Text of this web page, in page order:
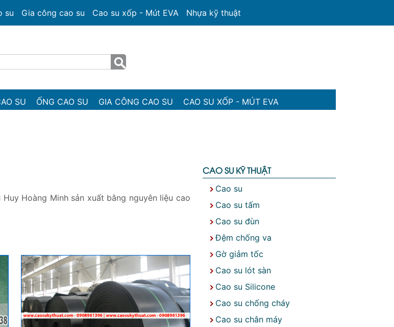
su Gia công cao su Cao su xốp - Mút EVA Nhựa kỹ thuật
SU ỐNG CAO SU GIA CÔNG CAO SU CAO SU XỐP - MÚT EVA
Hoàng Minh sản xuất bằng nguyên liệu cao
CAO SU KỸ THUẬT
Cao su
Cao su tấm
Cao su đùn
Đệm chống va
Gờ giảm tốc
Cao su lót sàn
Cao su Silicone
Cao su chống cháy
Cao su chân máy